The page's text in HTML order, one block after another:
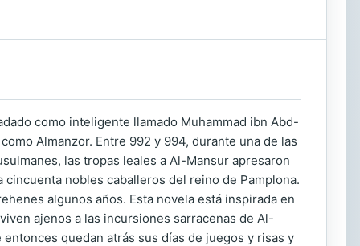
como inteligente llamado Muhammad ibn Abd-
Almanzor. Entre 992 y 994, durante una de las
las tropas leales a Al-Mansur apresaron
nobles caballeros del reino de Pamplona.
algunos años. Esta novela está inspirada en
ajenos a las incursiones sarracenas de Al-
quedan atrás sus días de juegos y risas y